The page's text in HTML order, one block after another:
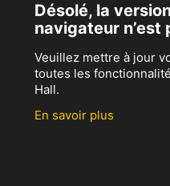
Désolé, la
navigateur n’est
Veuillez mettre à jour
toutes les
Hall.
En savoir plus